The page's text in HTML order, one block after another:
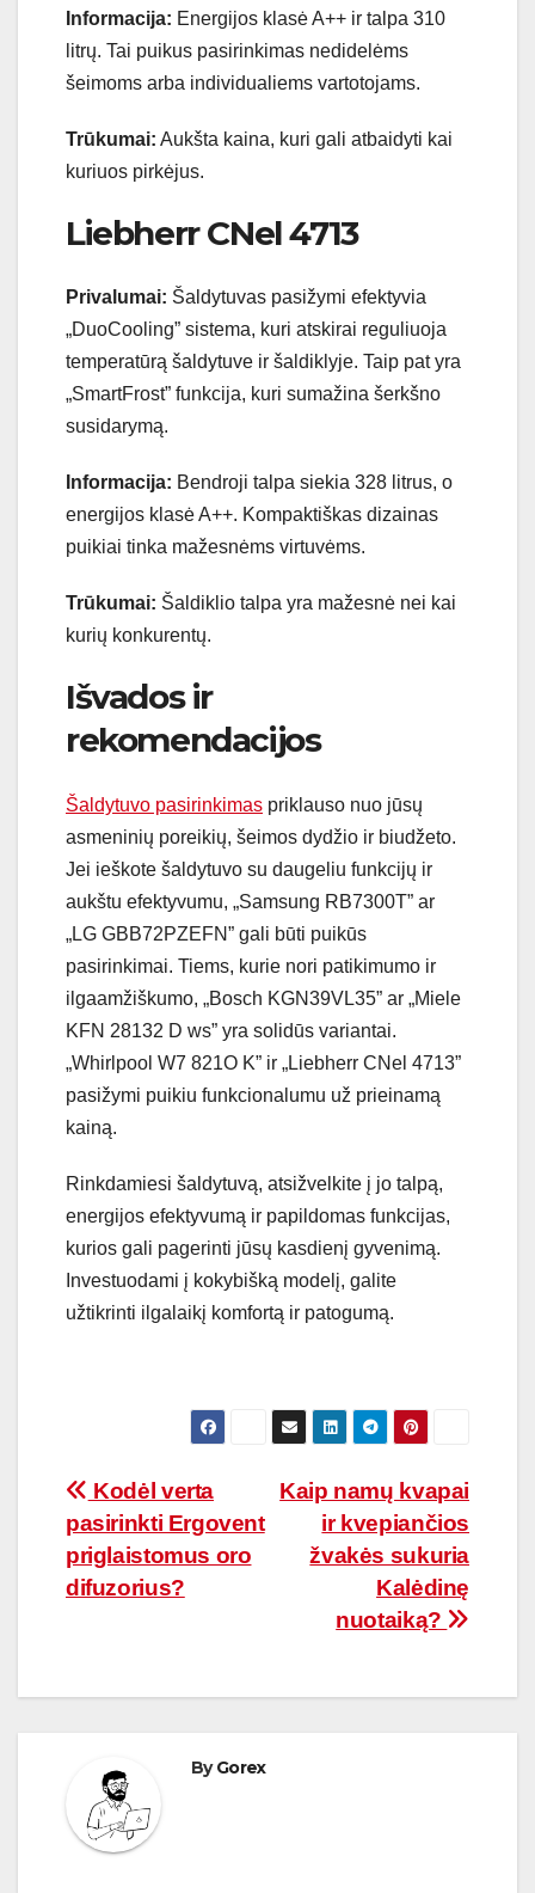
Informacija: Energijos klasė A++ ir talpa 310
litrų. Tai puikus pasirinkimas nedidelėms
šeimoms arba individualiems vartotojams.
Trūkumai: Aukšta kaina, kuri gali atbaidyti kai
kuriuos pirkėjus.
Liebherr CNel 4713
Privalumai: Šaldytuvas pasižymi efektyvia
„DuoCooling” sistema, kuri atskirai reguliuoja
temperatūrą šaldytuve ir šaldiklyje. Taip pat yra
„SmartFrost” funkcija, kuri sumažina šerkšno
susidarymą.
Informacija: Bendroji talpa siekia 328 litrus, o
energijos klasė A++. Kompaktiškas dizainas
puikiai tinka mažesnėms virtuvėms.
Trūkumai: Šaldiklio talpa yra mažesnė nei kai
kurių konkurentų.
Išvados ir
rekomendacijos
Šaldytuvo pasirinkimas priklauso nuo jūsų
asmeninių poreikių, šeimos dydžio ir biudžeto.
Jei ieškote šaldytuvo su daugeliu funkcijų ir
aukštu efektyvumu, „Samsung RB7300T” ar
„LG GBB72PZEFN” gali būti puikūs
pasirinkimai. Tiems, kurie nori patikimumo ir
ilgaamžiškumo, „Bosch KGN39VL35” ar „Miele
KFN 28132 D ws” yra solidūs variantai.
„Whirlpool W7 821O K” ir „Liebherr CNel 4713”
pasižymi puikiu funkcionalumu už prieinamą
kainą.
Rinkdamiesi šaldytuvą, atsižvelkite į jo talpą,
energijos efektyvumą ir papildomas funkcijas,
kurios gali pagerinti jūsų kasdienį gyvenimą.
Investuodami į kokybišką modelį, galite
užtikrinti ilgalaikį komfortą ir patogumą.
Navigacija
tarp
įrašų
Kaip namų kvapai
ir kvepiančios
žvakės sukuria
Kalėdinę
nuotaiką?
Kodėl verta
pasirinkti Ergovent
priglaistomus oro
difuzorius?
ByGorex